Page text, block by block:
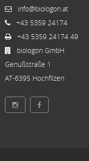
info@biologon.at
+43 5359 24174
+43 5359 24174 49
biologon GmbH
Genußstraße 1
AT-6395 Hochfilzen